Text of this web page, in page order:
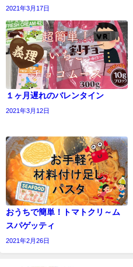
2021年3月17日
１ヶ月遅れのバレンタイン
2021年3月12日
おうちで簡単！トマトクリ～ム
スパゲッティ
2021年2月26日